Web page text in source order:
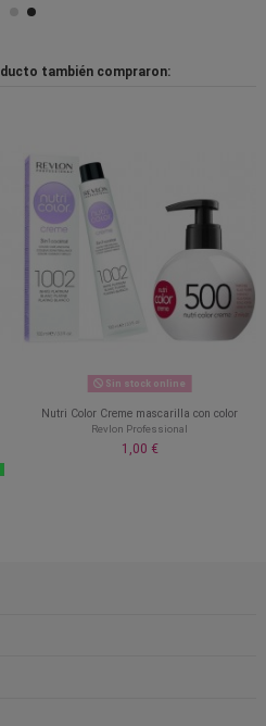
también compraron:
Sin stock online
Nutri Color Creme mascarilla con color
Revlon Professional
1,00 €